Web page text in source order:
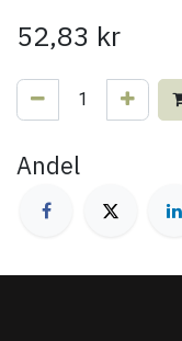
52,83 kr
Andel